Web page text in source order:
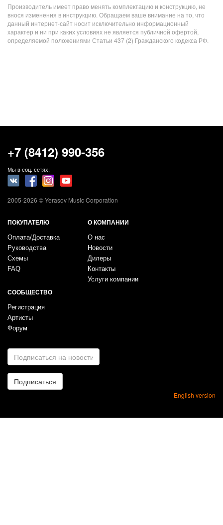
Производитель имеет право менять комплектацию и конструкцию, не
внося изменения в инструкцию. Обращаем ваше внимание на то, что
данный интернет-сайт носит исключительно информационный
характер и ни при каких условиях не является публичной офертой,
определяемой положениями Статьи 437 (2) Гражданского кодекса РФ.
+7 (8412) 990-356
Мы в соц. сетях:
2005-2026 © Yerasov Music Corporation
ПОКУПАТЕЛЮ
Оплата/Доставка
Руководства
Схемы
FAQ
О КОМПАНИИ
О нас
Новости
Дилеры
Контакты
Услуги компании
СООБЩЕСТВО
Регистрация
Артисты
Форум
mail
*
Подписаться
English version